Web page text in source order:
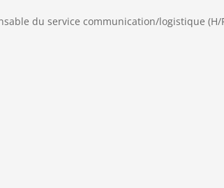
du service communication/logistique (H/